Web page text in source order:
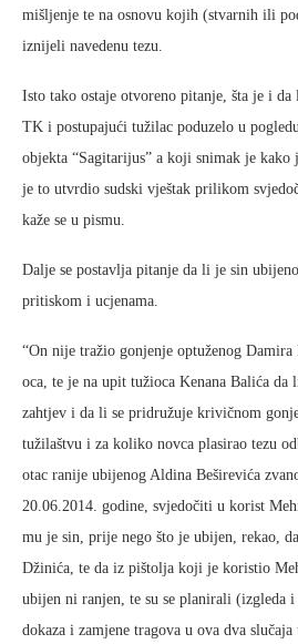
mišljenje te na osnovu kojih (stvarnih ili
iznijeli navedenu tezu.
Isto tako ostaje otvoreno pitanje, šta je i
TK i postupajući tužilac poduzelo u
objekta “Sagitarijus” a koji snimak je kako
je to utvrdio sudski vještak prilikom
kaže se u pismu.
Dalje se postavlja pitanje da li je sin
pritiskom i ucjenama.
“On nije tražio gonjenje optuženog
oca, te je na upit tužioca Kenana Balića
zahtjev i da li se pridružuje krivičnom
tužilaštvu i za koliko novca plasirao tezu
otac ranije ubijenog Aldina Beširevića
20.06.2014. godine, svjedočiti u korist
mu je sin, prije nego što je ubijen, rekao,
Džinića, te da iz pištolja koji je koristio
ubijen ni ranjen, te su se planirali (izgleda
dokaza i zamjene tragova u ova dva slučaja